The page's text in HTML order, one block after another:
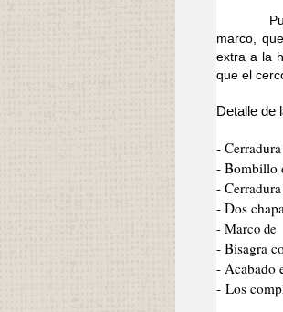
Puerta
marco,
extra a la
que el
Detalle de
-
- Bombillo
-
- Dos
- Marco de
- Bisagra
- Acabado
- Los